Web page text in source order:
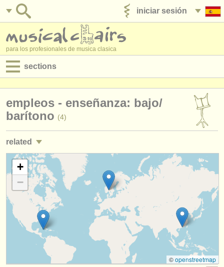
iniciar sesión
para los profesionales de musica clasica
sections
empleos - interpretación
empleos - administración
degree courses
cursillos
concursos
instrumentos en venta
instrumentos robados
empleos - enseñanza: bajo/
barítono (4)
related
empleos - interpretación: bajo/ barítono (9)
cursillos: cantantes (13)
degree courses: cantantes (11)
concursos: cantantes
+
−
©openstreetmap